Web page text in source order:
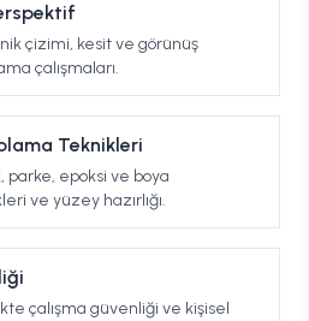
çizimi, kesit ve görünüş
çalışmaları.
Teknikleri
epoksi ve boya
ve yüzey hazırlığı.
çalışma güvenliği ve kişisel